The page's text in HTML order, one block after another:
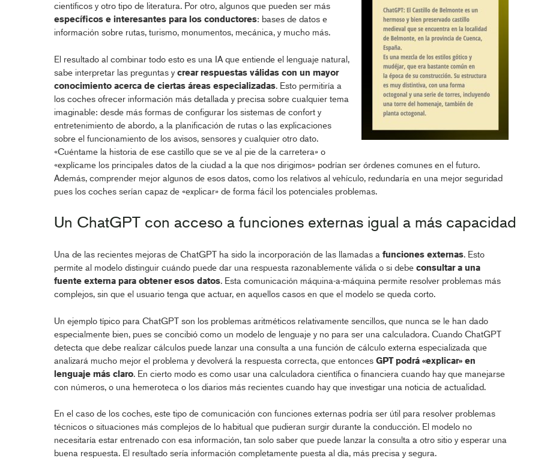
científicos y otro tipo de literatura. Por otro, algunos que pueden ser más
específicos e interesantes para los conductores: bases de datos e
información sobre rutas, turismo, monumentos, mecánica, y mucho más.
El resultado al combinar todo esto es una IA que entiende el lenguaje natural,
sabe interpretar las preguntas y crear respuestas válidas con un mayor
conocimiento acerca de ciertas áreas especializadas. Esto permitiría a
los coches ofrecer información más detallada y precisa sobre cualquier tema
imaginable: desde más formas de configurar los sistemas de confort y
entretenimiento de abordo, a la planificación de rutas o las explicaciones
sobre el funcionamiento de los avisos, sensores y cualquier otro dato.
«Cuéntame la historia de ese castillo que se ve al pie de la carretera» o
«explícame los principales datos de la ciudad a la que nos dirigimos» podrían ser órdenes comunes en el futuro.
Además, comprender mejor algunos de esos datos, como los relativos al vehículo, redundaría en una mejor seguridad
pues los coches serían capaz de «explicar» de forma fácil los potenciales problemas.
Un ChatGPT con acceso a funciones externas igual a más capacidad
Una de las recientes mejoras de ChatGPT ha sido la incorporación de las llamadas a funciones externas. Esto
permite al modelo distinguir cuándo puede dar una respuesta razonablemente válida o si debe consultar a una
fuente externa para obtener esos datos. Esta comunicación máquina-a-máquina permite resolver problemas más
complejos, sin que el usuario tenga que actuar, en aquellos casos en que el modelo se queda corto.
Un ejemplo típico para ChatGPT son los problemas aritméticos relativamente sencillos, que nunca se le han dado
especialmente bien, pues se concibió como un modelo de lenguaje y no para ser una calculadora. Cuando ChatGPT
detecta que debe realizar cálculos puede lanzar una consulta a una función de cálculo externa especializada que
analizará mucho mejor el problema y devolverá la respuesta correcta, que entonces GPT podrá «explicar» en
lenguaje más claro. En cierto modo es como usar una calculadora científica o financiera cuando hay que manejarse
con números, o una hemeroteca o los diarios más recientes cuando hay que investigar una noticia de actualidad.
En el caso de los coches, este tipo de comunicación con funciones externas podría ser útil para resolver problemas
técnicos o situaciones más complejos de lo habitual que pudieran surgir durante la conducción. El modelo no
necesitaría estar entrenado con esa información, tan solo saber que puede lanzar la consulta a otro sitio y esperar una
buena respuesta. El resultado sería información completamente puesta al día, más precisa y segura.